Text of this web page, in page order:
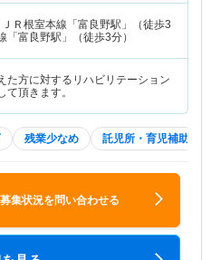
ＪＲ根室本線「富良野駅」（徒歩3
「富良野駅」（徒歩3分）
た方に対するリハビリテーション
て頂きます。
残業少なめ 託児所・育児補助
集状況を問い合わせる